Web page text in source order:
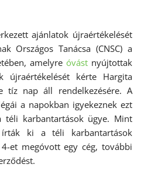
ajánlatok újraértékelését
Országos Tanácsa (CNSC) a
amelyre óvást nyújtottak
újraértékelését kérte Hargita
tíz nap áll rendelkezésére. A
a napokban igyekeznek ezt
téli karbantartások ügye. Mint
írták ki a téli karbantartások
et megóvott egy cég, további